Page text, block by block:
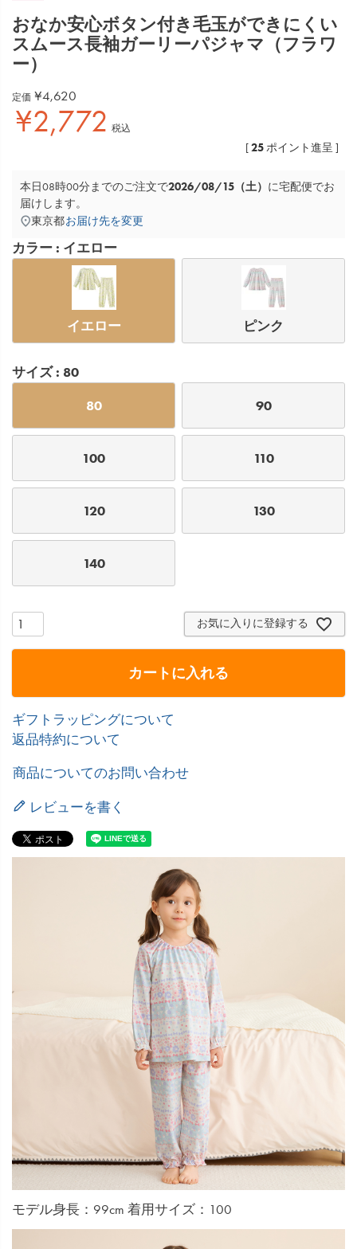
おなか安心ボタン付き毛玉ができにくい
スムース長袖ガーリーパジャマ（フラワ
ー）
定価 ¥4,620
¥2,772 税込
[25ポイント進呈 ]
本日08時00分までのご注文で2026/08/15（土） に宅配便でお
届けします。
東京都お届け先を変更
カラー イエロー
イエロー ピンク
サイズ 80
80 90
100 110
120 130
140
お気に入りに登録する
カートに入れる
ギフトラッピングについて
返品特約について
商品についてのお問い合わせ
レビューを書く
モデル身長：99cm 着用サイズ：100